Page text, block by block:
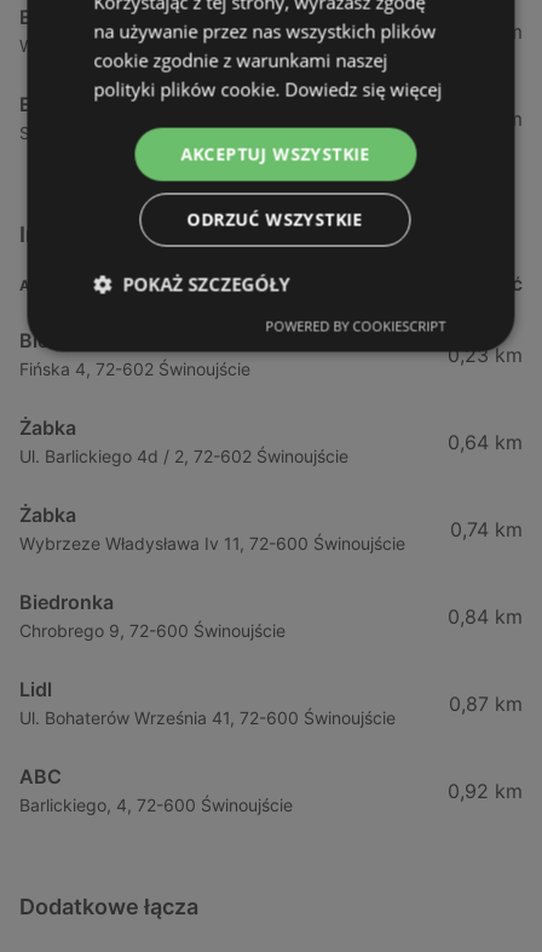
E.Leclerc
Winklera 1, 60-205 Poznań
243,01 km
E.Leclerc
Skłodowskiej-Curie 26, 85-001 Bydgoszcz
263,68 km
Inne sklepy Supermarkety w pobliżu
ADRES ODLEGŁOŚĆ
Biedronka
Fińska 4, 72-602 Świnoujście
0,23 km
Żabka
Ul. Barlickiego 4d / 2, 72-602 Świnoujście
0,64 km
Żabka
Wybrzeze Władysława Iv 11, 72-600 Świnoujście
0,74 km
Biedronka
Chrobrego 9, 72-600 Świnoujście
0,84 km
Lidl
Ul. Bohaterów Września 41, 72-600 Świnoujście
0,87 km
ABC
Barlickiego, 4, 72-600 Świnoujście
0,92 km
Dodatkowe łącza
na używanie przez nas wszystkich plików
cookie zgodnie z warunkami naszej
polityki plików cookie. Dowiedz się więcej
AKCEPTUJ WSZYSTKIE
ODRZUĆ WSZYSTKIE
POKAŻ SZCZEGÓŁY
POWERED BY COOKIESCRIPT